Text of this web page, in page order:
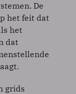
De
het feit dat
het
dat
grids